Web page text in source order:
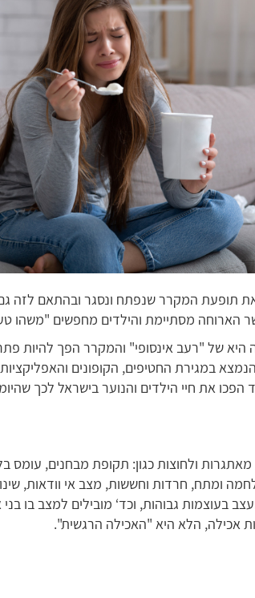
את תופעת המקרר שנפתח ונסגר ובהתאם
הארוחה מסתיימת והילדים מחפשים "משהו
של "רעב אינסופי" והמקרר הפך להיות
במגירת החטיפים, הקופונים
הפכו את חיי הילדים והנוער בישראל לכך
ולחוצות כגון: תקופת מבחנים, עומס
ומתח, חרדות וחששות, מצב אי וודאות,
בעוצמות גבוהות, וכד‘ מובילים למצב בו בני
אכילה, הלא היא "האכילה הרגשית".